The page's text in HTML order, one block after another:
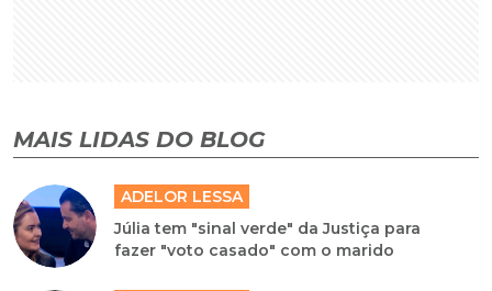
MAIS LIDAS DO BLOG
ADELOR LESSA
Júlia tem "sinal verde" da Justiça para
fazer "voto casado" com o marido